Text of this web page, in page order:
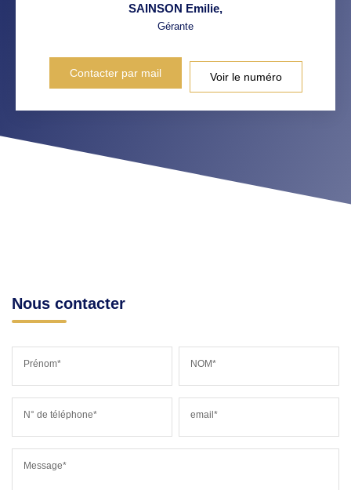
SAINSON Emilie,
Gérante
Contacter par mail Voir le numéro
Nous contacter
Prénom* NOM*
N° de téléphone* email*
Message*